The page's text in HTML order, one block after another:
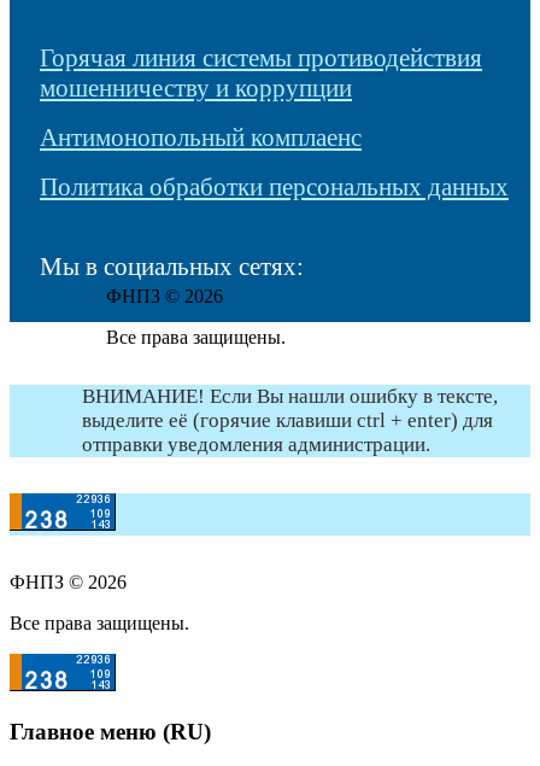
Горячая линия системы противодействия
мошенничеству и коррупции
Антимонопольный комплаенс
Политика обработки персональных данных
Мы в социальных сетях:
ФНПЗ © 2026
Все права защищены.
ВНИМАНИЕ! Если Вы нашли ошибку в тексте,
выделите её (горячие клавиши ctrl + enter) для
отправки уведомления администрации.
ФНПЗ © 2026
Все права защищены.
Главное меню (RU)